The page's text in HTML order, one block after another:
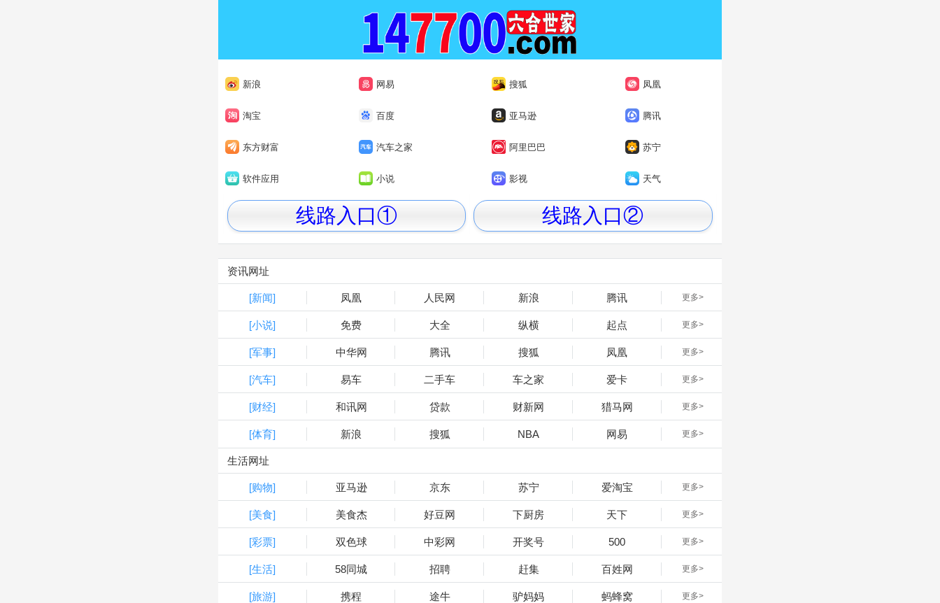
新浪 网易 搜狐 凤凰
淘宝 百度 亚马逊 腾讯
东方财富 汽车之家 阿里巴巴 苏宁
软件应用 小说 影视 天气
线路入口① 线路入口②
资讯网址
[新闻] 凤凰 人民网 新浪 腾讯 更多>
[小说] 免费 大全 纵横 起点 更多>
[军事] 中华网 腾讯 搜狐 凤凰 更多>
[汽车] 易车 二手车 车之家 爱卡 更多>
[财经] 和讯网 贷款 财新网 猎马网 更多>
[体育] 新浪 搜狐 NBA 网易 更多>
生活网址
[购物] 亚马逊 京东 苏宁 爱淘宝 更多>
[美食] 美食杰 好豆网 下厨房 天下 更多>
[彩票] 双色球 中彩网 开奖号 500 更多>
[生活] 58同城 招聘 赶集 百姓网 更多>
[旅游] 携程 途牛 驴妈妈 蚂蜂窝 更多>